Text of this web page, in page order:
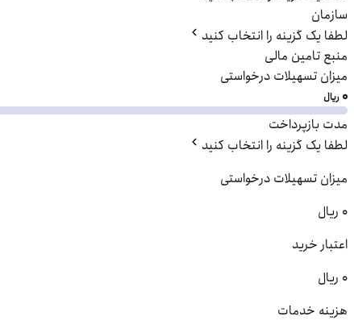
سازمان
لطفا یک گزینه را انتخاب کنید
منبع تامین مالی
میزان تسهیلات درخواستی
۰ ریال
مدت بازپرداخت
لطفا یک گزینه را انتخاب کنید
میزان تسهیلات درخواستی
0 ریال
اعتبار خرید
0 ریال
هزینه خدمات